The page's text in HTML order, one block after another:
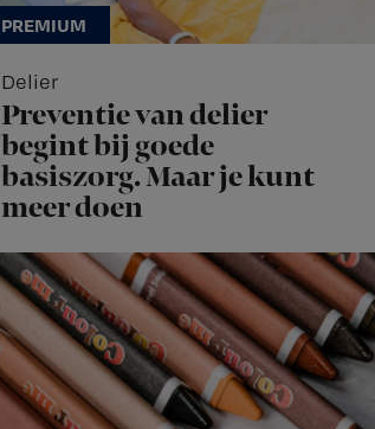
Delier
Preventie van delier
begint bij goede
basiszorg. Maar je kunt
meer doen